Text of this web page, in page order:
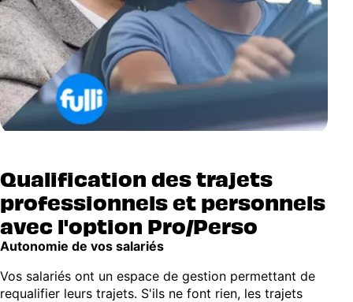
Qualification des trajets
professionnels et personnels
avec l'option Pro/Perso
Autonomie de vos salariés
Vos salariés ont un espace de gestion permettant de
requalifier leurs trajets. S'ils ne font rien, les trajets